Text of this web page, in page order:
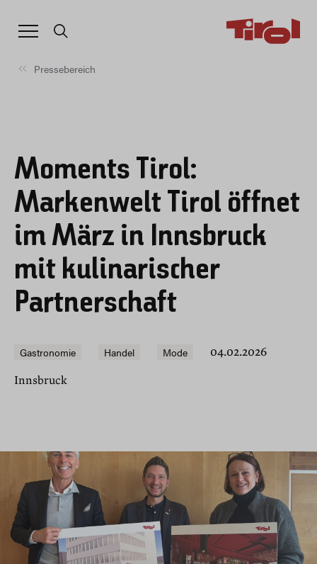
Pressebereich
Moments Tirol:
Markenwelt Tirol öffnet
im März in Innsbruck
mit kulinarischer
Partnerschaft
Gastronomie Handel Mode
04.02.2026
Innsbruck